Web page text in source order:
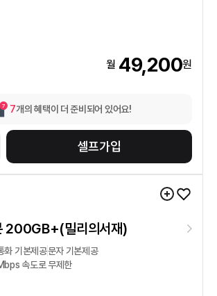
월 49,200원
7 7개의 혜택이 더 준비되어 있어요!
셀프가입
200GB+(밀리의서재)
화 기본제공문자 기본제공
속도로 무제한